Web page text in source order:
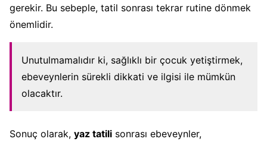
gerekir. Bu sebeple, tatil sonrası tekrar rutine dönmek
önemlidir.
Unutulmamalıdır ki, sağlıklı bir çocuk yetiştirmek,
ebeveynlerin sürekli dikkati ve ilgisi ile mümkün
olacaktır.
Sonuç olarak, yaz tatili sonrası ebeveynler,